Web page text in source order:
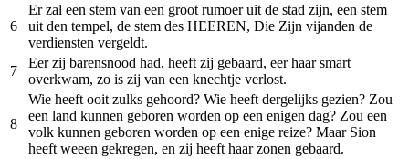
6
Er zal een stem van een groot rumoer uit de stad zijn, een stem
uit den tempel, de stem des HEEREN, Die Zijn vijanden de
verdiensten vergeldt.
7
Eer zij barensnood had, heeft zij gebaard, eer haar smart
overkwam, zo is zij van een knechtje verlost.
8
Wie heeft ooit zulks gehoord? Wie heeft dergelijks gezien? Zou
een land kunnen geboren worden op een enigen dag? Zou een
volk kunnen geboren worden op een enige reize? Maar Sion
heeft weeen gekregen, en zij heeft haar zonen gebaard.